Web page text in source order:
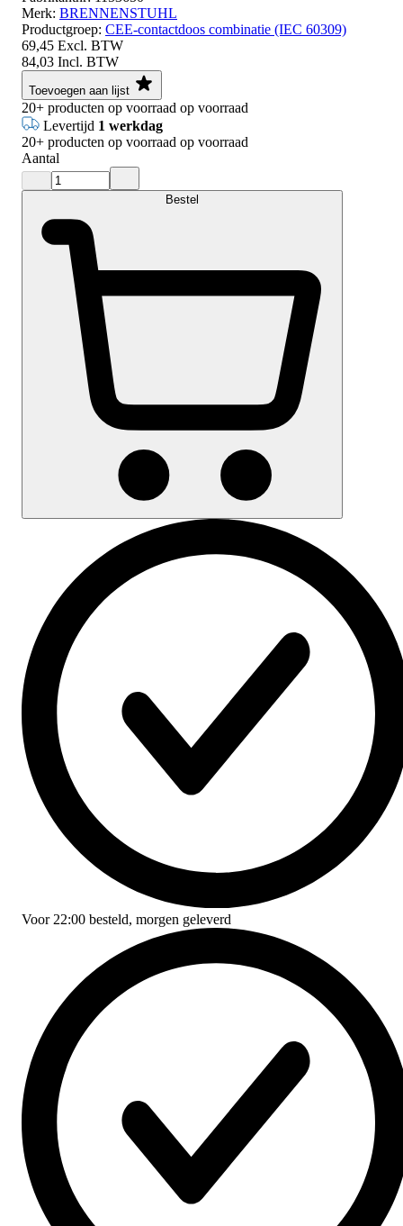
Merk: BRENNENSTUHL
Productgroep: CEE-contactdoos combinatie (IEC 60309)
69,45 Excl. BTW
84,03 Incl. BTW
Toevoegen aan lijst
20+ producten op voorraad op voorraad
Levertijd 1 werkdag
20+ producten op voorraad op voorraad
Aantal
Bestel
Voor 22:00 besteld, morgen geleverd